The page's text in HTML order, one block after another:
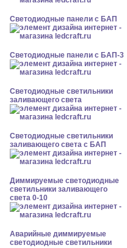
Cветодиодные панели с БАП
Cветодиодные панели с БАП-3
Светодиодные светильники
заливающего света
Светодиодные светильники
заливающего света с БАП
Диммируемые светодиодные
светильники заливающего
света 0-10
Аварийные диммируемые
светодиодные светильники